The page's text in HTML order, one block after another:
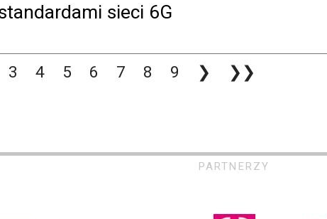
sieci 6G
3 4 5 6 7 8 9 ❯ ❯❯
PARTNERZY